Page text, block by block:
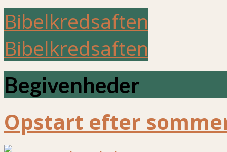
Bibelkredsaften
Bibelkredsaften
Begivenheder
Opstart efter